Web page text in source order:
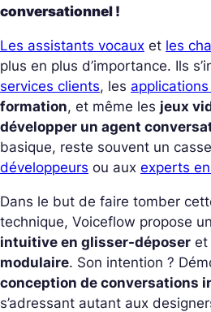
conversationnel !
Les assistants vocaux et les
plus en plus d’importance. Ils
services clients, les applications
formation, et même les jeux
développer un agent
basique, reste souvent un
développeurs ou aux experts
Dans le but de faire tomber
technique, Voiceflow propose
intuitive en glisser-déposer et
modulaire. Son intention ?
conception de conversations
s’adressant autant aux